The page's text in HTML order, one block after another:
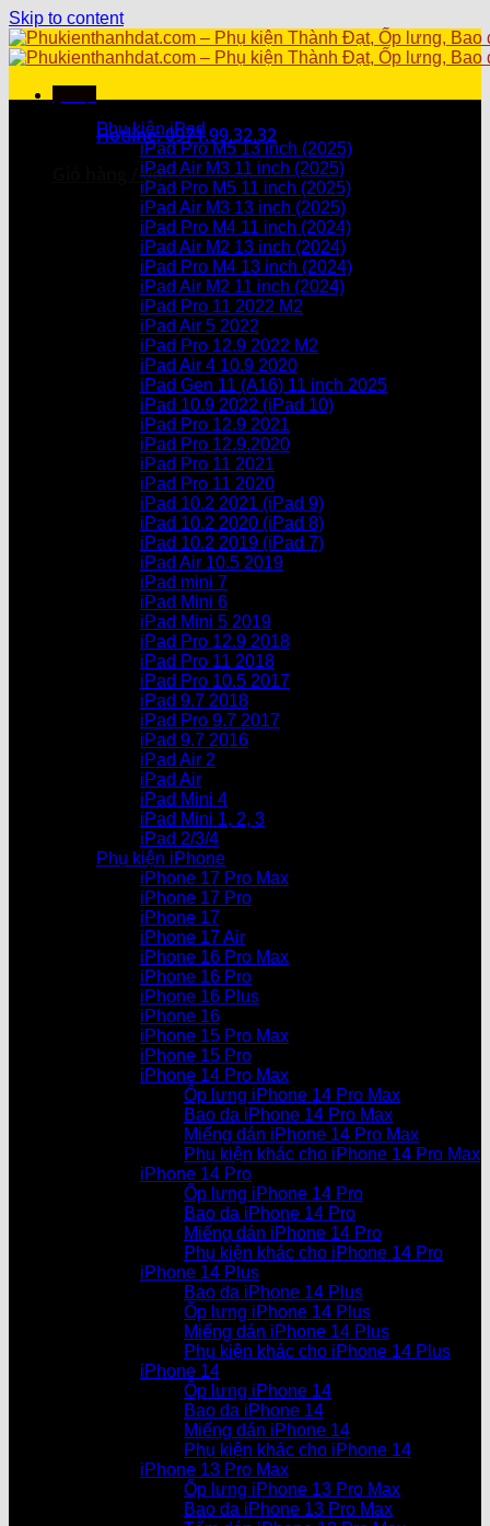
Skip to content
Hotline: 0971.99.32.32
Giỏ hàng /0₫
Chưa có sản phẩm trong giỏ hàng.
Chưa có sản phẩm trong giỏ hàng.
Danh mục sản phẩm
Phụ kiện iPad
iPad Pro M5 13 inch (2025)
iPad Air M3 11 inch (2025)
iPad Pro M5 11 inch (2025)
iPad Air M3 13 inch (2025)
iPad Pro M4 11 inch (2024)
iPad Air M2 13 inch (2024)
iPad Pro M4 13 inch (2024)
iPad Air M2 11 inch (2024)
iPad Pro 11 2022 M2
iPad Air 5 2022
iPad Pro 12.9 2022 M2
iPad Air 4 10.9 2020
iPad Gen 11 (A16) 11 inch 2025
iPad 10.9 2022 (iPad 10)
iPad Pro 12.9 2021
iPad Pro 12.9.2020
iPad Pro 11 2021
iPad Pro 11 2020
iPad 10.2 2021 (iPad 9)
iPad 10.2 2020 (iPad 8)
iPad 10.2 2019 (iPad 7)
iPad Air 10.5 2019
iPad mini 7
iPad Mini 6
iPad Mini 5 2019
iPad Pro 12.9 2018
iPad Pro 11 2018
iPad Pro 10.5 2017
iPad 9.7 2018
iPad Pro 9.7 2017
iPad 9.7 2016
iPad Air 2
iPad Air
iPad Mini 4
iPad Mini 1, 2, 3
iPad 2/3/4
Phụ kiện iPhone
iPhone 17 Pro Max
iPhone 17 Pro
iPhone 17
iPhone 17 Air
iPhone 16 Pro Max
iPhone 16 Pro
iPhone 16 Plus
iPhone 16
iPhone 15 Pro Max
iPhone 15 Pro
iPhone 14 Pro Max
Ốp lưng iPhone 14 Pro Max
Bao da iPhone 14 Pro Max
Miếng dán iPhone 14 Pro Max
Phụ kiện khác cho iPhone 14 Pro Max
iPhone 14 Pro
Ốp lưng iPhone 14 Pro
Bao da iPhone 14 Pro
Miếng dán iPhone 14 Pro
Phụ kiện khác cho iPhone 14 Pro
iPhone 14 Plus
Bao da iPhone 14 Plus
Ốp lưng iPhone 14 Plus
Miếng dán iPhone 14 Plus
Phụ kiện khác cho iPhone 14 Plus
iPhone 14
Ốp lưng iPhone 14
Bao da iPhone 14
Miếng dán iPhone 14
Phụ kiện khác cho iPhone 14
iPhone 13 Pro Max
Ốp lưng iPhone 13 Pro Max
Bao da iPhone 13 Pro Max